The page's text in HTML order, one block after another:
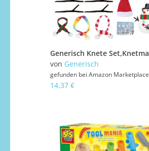
von Generisch
gefunden bei Amazon Marketplace
14,37 €